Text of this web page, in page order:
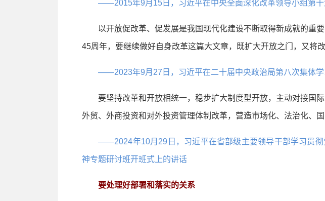
——2015年9月15日，习近平在中央全面深化改革领导小组第
以开放促改革、促发展是我国现代化建设不断取得新成就的重要
45周年，要继续做好自身改革这篇大文章，既扩大开放之门，又将改
——2023年9月27日，习近平在二十届中央政治局第八次集体
要坚持改革和开放相统一，稳步扩大制度型开放，主动对接国际
外贸、外商投资和对外投资管理体制改革，营造市场化、法治化、国
——2024年10月29日，习近平在省部级主要领导干部学习贯彻
神专题研讨班开班式上的讲话
要处理好部署和落实的关系